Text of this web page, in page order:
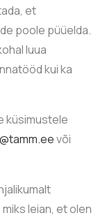
et
poole püüelda.
luua
kui ka
küsimustele
või
leian, et olen